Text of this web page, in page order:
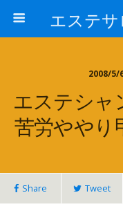
2008/5/
エステシャ
苦労ややり
Share Tweet